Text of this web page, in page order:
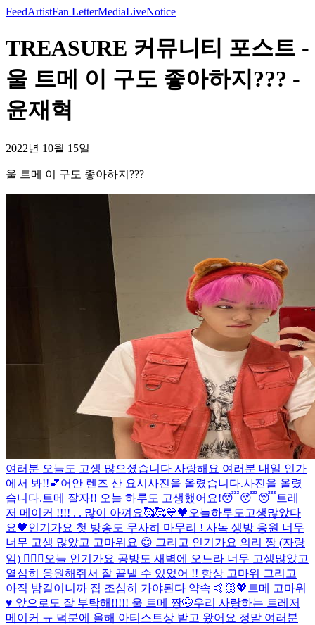
FeedArtistFan LetterMediaLiveNotice
TREASURE 커뮤니티 포스트 -
울 트메 이 구도 좋아하지??? -
윤재혁
2022년 10월 15일
울 트메 이 구도 좋아하지???
여러분 오늘도 고생 많으셨습니다 사랑해요 여러분 내일 인가
에서 봐!!💕어안 렌즈 산 요시 사진을 올렸습니다.사진을 올렸
습니다. 트메 잘자!! 오늘 하루도 고생했어요!😴😴😴 트레
저 메이커 !!!! . . 많이 아껴요🥰🥰💙🖤오늘하루도고생많았다
요🖤인기가요 첫 방송도 무사히 마무리 ! 사녹 생방 응원 너무
너무 고생 많았고 고마워요 😊 그리고 인기가요 의리 짱 (자랑
임) 👍🏻😘 오늘 인기가요 공방도 새벽에 오느라 너무 고생많았고
열심히 응원해줘서 잘 끝낼 수 있었어 !! 항상 고마워 그리고
아직 밤길이니까 집 조심히 가야된다 약속 🤙🏻💖 트메 고마워
♥️ 앞으로도 잘 부탁해!!!!! 울 트메 짱🤭우리 사랑하는 트레저
메이커 ㅠ 덕분에 올해 아티스트상 받고 왔어요 정말 여러분